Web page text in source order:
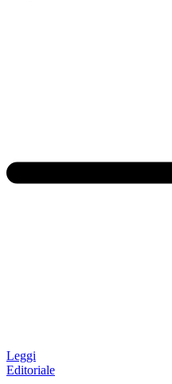
Leggi
Editoriale